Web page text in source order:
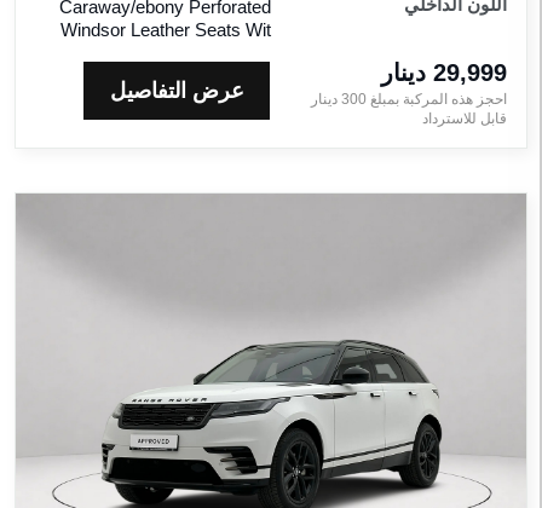
اللون الداخلي
Caraway/ebony Perforated
Windsor Leather Seats Wit
29,999 دينار‎
احجز هذه المركبة بمبلغ 300 دينار‎
قابل للاسترداد
عرض التفاصيل